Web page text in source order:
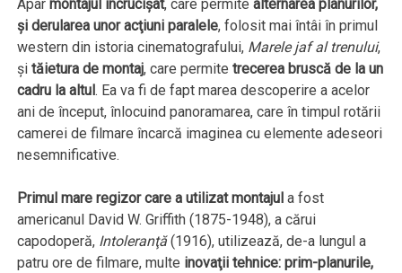
Apar montajul încrucişat, care permitealternarea planurilor,
şi derularea unor acţiuni paralele, folosit mai întâi în primul
western din istoria cinematografului, Marele jaf al trenului,
şităietura de montaj, care permitetrecerea bruscă de la un
cadru la altul. Ea va fi de fapt marea descoperire a acelor
ani de început, înlocuind panoramarea, care în timpul rotării
camerei de filmare încarcă imaginea cu elemente adeseori
nesemnificative.
Primul mare regizor care a utilizat montajul a fost
americanul David W. Griffith (1875-1948), a cărui
capodoperă, Intoleranţă(1916), utilizează, de-a lungul a
patru ore de filmare, multe inovaţii tehnice: prim-planurile,